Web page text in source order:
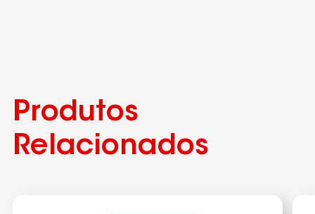
Produtos
Relacionados